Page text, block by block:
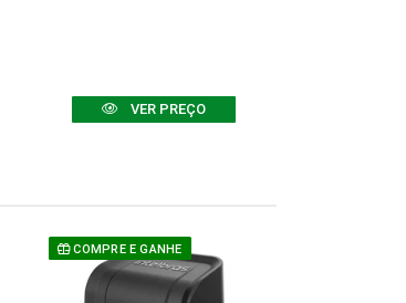
VER PREÇO
COMPRE E GANHE